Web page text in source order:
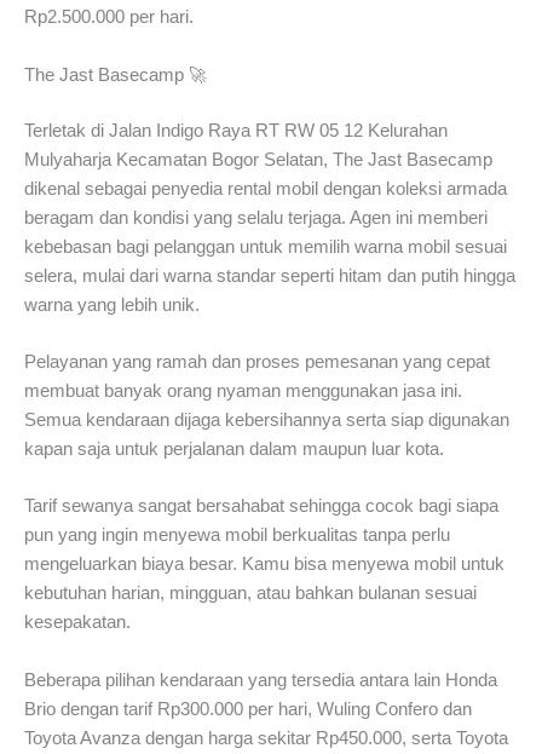
Rp2.500.000 per hari.
The Jast Basecamp 🚀
Terletak di Jalan Indigo Raya RT RW 05 12 Kelurahan
Mulyaharja Kecamatan Bogor Selatan, The Jast Basecamp
dikenal sebagai penyedia rental mobil dengan koleksi armada
beragam dan kondisi yang selalu terjaga. Agen ini memberi
kebebasan bagi pelanggan untuk memilih warna mobil sesuai
selera, mulai dari warna standar seperti hitam dan putih hingga
warna yang lebih unik.
Pelayanan yang ramah dan proses pemesanan yang cepat
membuat banyak orang nyaman menggunakan jasa ini.
Semua kendaraan dijaga kebersihannya serta siap digunakan
kapan saja untuk perjalanan dalam maupun luar kota.
Tarif sewanya sangat bersahabat sehingga cocok bagi siapa
pun yang ingin menyewa mobil berkualitas tanpa perlu
mengeluarkan biaya besar. Kamu bisa menyewa mobil untuk
kebutuhan harian, mingguan, atau bahkan bulanan sesuai
kesepakatan.
Beberapa pilihan kendaraan yang tersedia antara lain Honda
Brio dengan tarif Rp300.000 per hari, Wuling Confero dan
Toyota Avanza dengan harga sekitar Rp450.000, serta Toyota